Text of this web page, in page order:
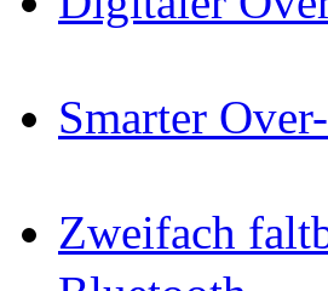
Smarter
Zweifach